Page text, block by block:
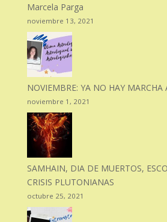
Marcela Parga
noviembre 13, 2021
NOVIEMBRE: YA NO HAY MARCHA
noviembre 1, 2021
SAMHAIN, DIA DE MUERTOS,
CRISIS PLUTONIANAS
octubre 25, 2021